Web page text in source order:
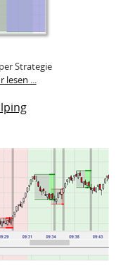
Strategie
lesen ...